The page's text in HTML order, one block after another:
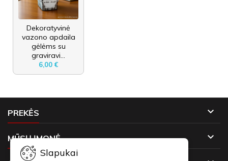
Dekoratyvinė
vazono apdaila
gėlėms su
graviravi...
6,00 €
PREKĖS 
MŪSŲ ĮMONĖ 
Slapukai